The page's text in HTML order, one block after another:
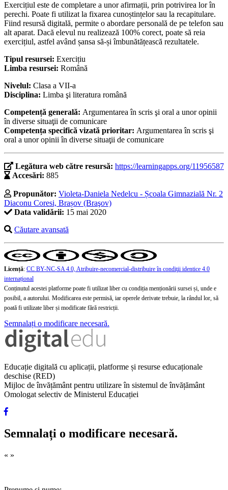
Exercițiul este de completare a unor afirmații, prin potrivirea lor în
perechi. Poate fi utilizat la fixarea cunoștințelor sau la recapitulare.
Fiind resursă digitală, permite o abordare personală de pe telefon sau
alt aparat. Dacă elevul nu realizează 100% corect, poate să reia
exercițiul, astfel având șansa să-și îmbunătățească rezultatele.
Tipul resursei: Exercițiu
Limba resursei: Română
Nivelul: Clasa a VII-a
Disciplina: Limba şi literatura română
Competență generală: Argumentarea în scris şi oral a unor opinii
în diverse situaţii de comunicare
Competența specifică vizată prioritar: Argumentarea în scris şi
oral a unor opinii în diverse situaţii de comunicare
Legătura web către resursă: https://learningapps.org/11956587
Accesări: 885
Propunător: Violeta-Daniela Nedelcu - Școala Gimnazială Nr. 2
Diaconu Coresi, Brașov (Braşov)
Data validării: 15 mai 2020
Căutare avansată
Licență: CC BY-NC-SA 4.0, Atribuire-necomercial-distribuire în condiţii identice 4.0
internațional
Conținutul acestei platforme poate fi utilizat liber cu condiția menționării sursei și, unde e
posibil, a autorului. Modificarea este permisă, iar operele derivate trebuie, la rândul lor, să
poată fi utilizate liber și modificate fără restricții.
Semnalați o modificare necesară.
Educație digitală cu aplicații, platforme și resurse educaționale
deschise (RED)
Mijloc de învățământ pentru utilizare în sistemul de învățământ
Omologat selectiv de Ministerul Educației
Semnalați o modificare necesară.
« »